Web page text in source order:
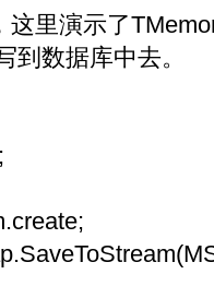
这里演示了
到数据库中去。